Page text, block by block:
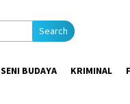
Search
SENI BUDAYA KRIMINAL